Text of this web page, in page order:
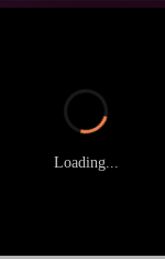
Loading...